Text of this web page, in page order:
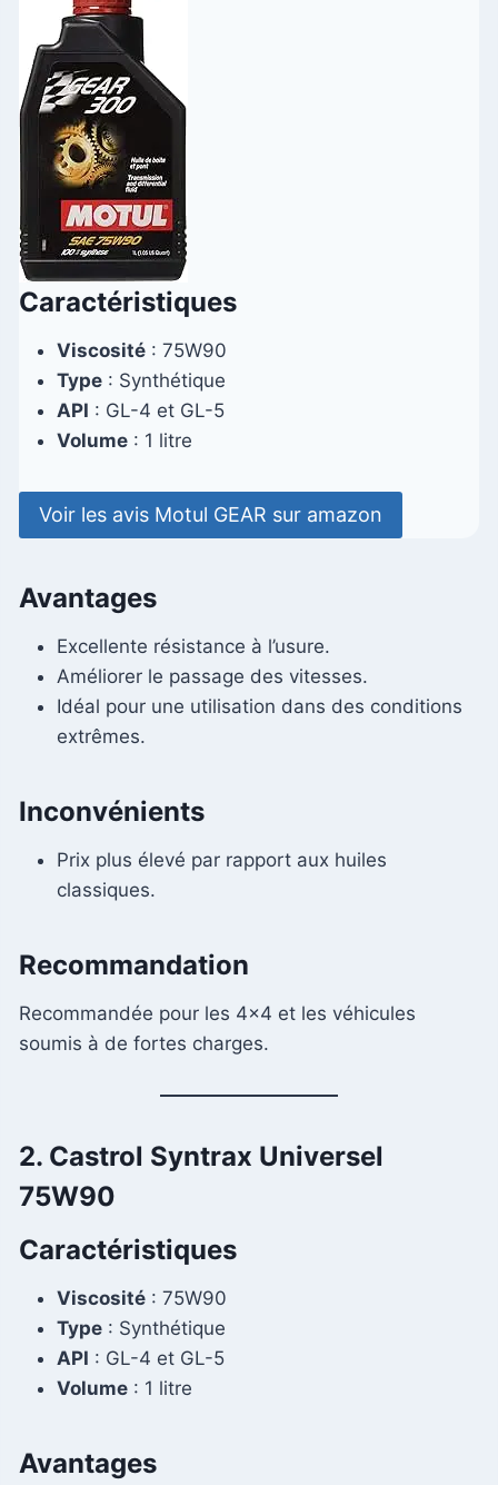
Caractéristiques
Viscosité : 75W90
Type : Synthétique
API : GL-4 et GL-5
Volume : 1 litre
Voir les avis Motul GEAR sur amazon
Avantages
Excellente résistance à l’usure.
Améliorer le passage des vitesses.
Idéal pour une utilisation dans des conditions
extrêmes.
Inconvénients
Prix ​​plus élevé par rapport aux huiles
classiques.
Recommandation
Recommandée pour les 4×4 et les véhicules
soumis à de fortes charges.
2. Castrol Syntrax Universel
75W90
Caractéristiques
Viscosité : 75W90
Type : Synthétique
API : GL-4 et GL-5
Volume : 1 litre
Avantages